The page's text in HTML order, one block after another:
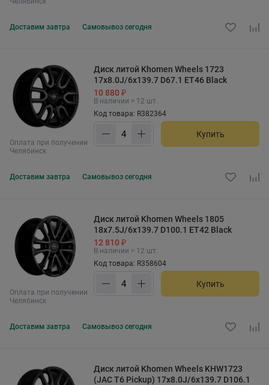
Доставим завтра Самовывоз сегодня
Оплата при получении
Челябинск
Диск литой Khomen Wheels 1723
17x8.0J/6x139.7 D67.1 ET46 Black
10 880 ₽
В наличии > 12 шт.
Код товара: R382364
Купить
Доставим завтра Самовывоз сегодня
Оплата при получении
Челябинск
Диск литой Khomen Wheels 1805
18x7.5J/6x139.7 D100.1 ET42 Black
12 810 ₽
В наличии > 12 шт.
Код товара: R358604
Купить
Доставим завтра Самовывоз сегодня
Диск литой Khomen Wheels KHW1723
(JAC T6 Pickup) 17x8.0J/6x139.7 D106.1